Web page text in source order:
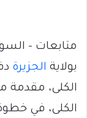
متابعات –
بولاية الجزيرة
الكلى، مقدمة
الكلى، في